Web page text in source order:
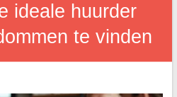
ideale huurder
te vinden